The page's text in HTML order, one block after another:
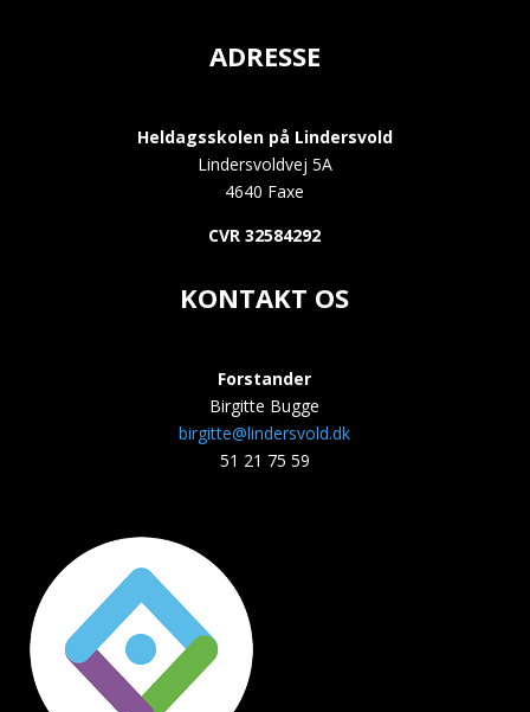
ADRESSE
Heldagsskolen på Lindersvold
Lindersvoldvej 5A
4640 Faxe
CVR 32584292
KONTAKT OS
Forstander
Birgitte Bugge
birgitte@lindersvold.dk
51 21 75 59